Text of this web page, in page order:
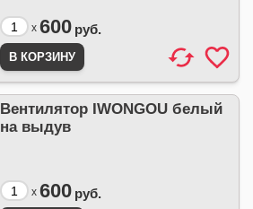
x 600 руб.
Вентилятор IWONGOU белый
на выдув
x 600 руб.